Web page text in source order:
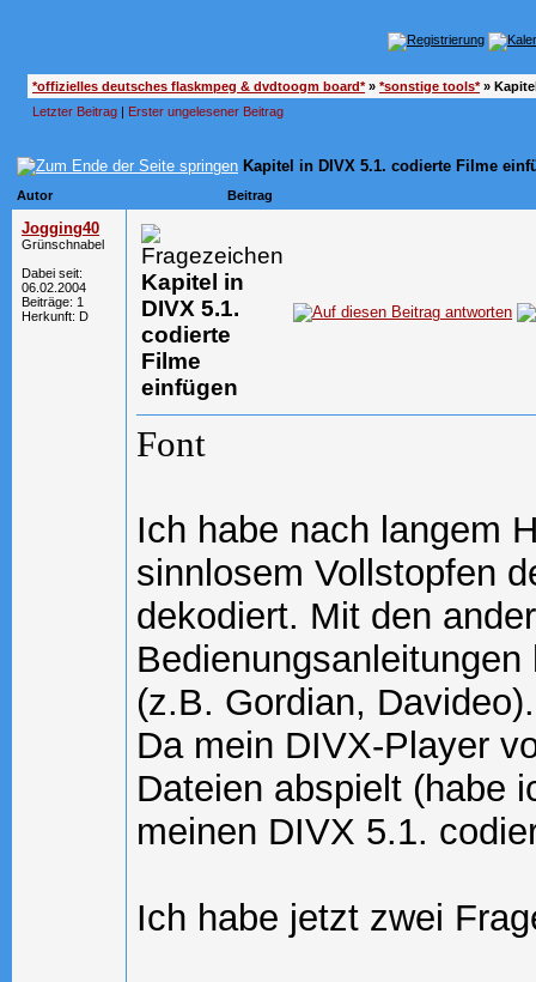
*offizielles deutsches flaskmpeg & dvdtoogm board*» *sonstige tools*»
Letzter Beitrag | Erster ungelesener Beitrag
Kapitel in DIVX 5.1. codierte Filme
Autor Beitrag
Jogging40
Grünschnabel
Dabei seit:
06.02.2004
Beiträge: 1
Herkunft: D
Kapitel in
DIVX 5.1.
codierte
Filme
einfügen
Font
Ich habe nach langem
sinnlosem Vollstopfen
dekodiert. Mit den
(z.B. Gordian, Davideo).
Da mein DIVX-Player
Dateien abspielt (habe
meinen DIVX 5.1.
Ich habe jetzt zwei